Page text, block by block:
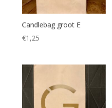
Candlebag groot E
€1,25